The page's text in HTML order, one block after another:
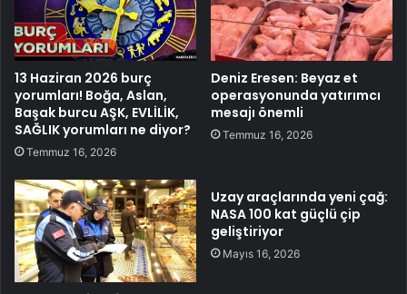
13 Haziran 2026 burç
yorumları! Boğa, Aslan,
Başak burcu AŞK, EVLİLİK,
SAĞLIK yorumları ne diyor?
Temmuz 16, 2026
Deniz Eresen: Beyaz et
operasyonunda yatırımcı
mesajı önemli
Temmuz 16, 2026
Uzay araçlarında yeni çağ:
NASA 100 kat güçlü çip
geliştiriyor
Mayıs 16, 2026